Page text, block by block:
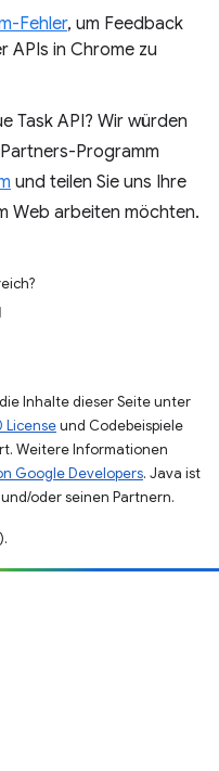
Fehler, um Feedback
APIs in Chrome zu
Task API? Wir würden
Programm
und teilen Sie uns Ihre
Web arbeiten möchten.
Inhalte dieser Seite unter
Licenseund Codebeispiele
Weitere Informationen
Google Developers. Java ist
oder seinen Partnern.